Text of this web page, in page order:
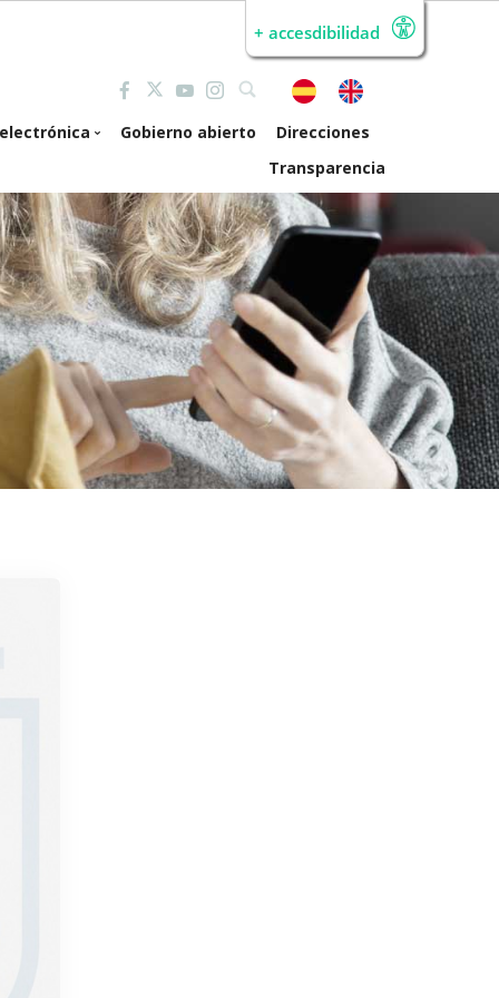
+ accesdibilidad
electrónica
pública de
Gobierno abierto
Direcciones
Transparencia